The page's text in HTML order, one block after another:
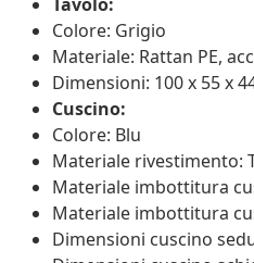
Colore: Grigio
Materiale: Rattan PE,
Dimensioni: 100 x 55 x
Cuscino:
Colore: Blu
Materiale rivestimento:
Materiale imbottitura
Materiale imbottitura
Dimensioni cuscino